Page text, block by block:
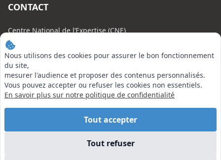
Nous utilisons des cookies pour assurer le bon fonctionnement
du site,
mesurer l'audience et proposer des contenus personnalisés.
Vous pouvez accepter ou refuser les cookies non essentiels.
En savoir plus sur notre politique de confidentialité
Tout accepter
Tout refuser
CONTACT
Centre National de l’Expertise (CNE)
20 rue Henri Regnault, 75008 Paris
N°VERT : 0800 00 80 89
EN SAVOIR PLUS
Liens utiles